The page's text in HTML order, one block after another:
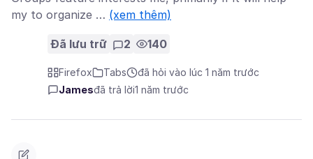
my to organize … (xem thêm)
Đã lưu trữ 2 140
Firefox Tabs
đã hỏi vào lúc 1 năm trước
Jamesđã trả lời1 năm trước